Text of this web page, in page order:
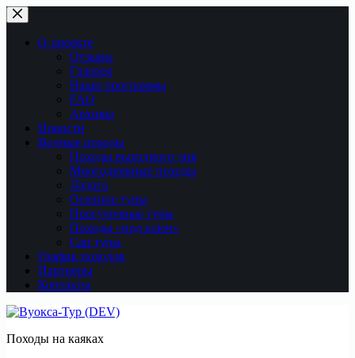
Перейти
к
сути
О проекте
Отзывы
Галерея
Наши программы
FAQ
Архивы
Новости
Водные походы
Походы выходного дня
Многодневные походы
Ладога
Осенние туры
Прогулочные туры
Походы «под ключ»
Сап туры
График походов
Партнеры
Контакты
Походы на каяках